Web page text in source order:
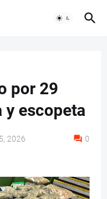
por 29
y escopeta
2026 0